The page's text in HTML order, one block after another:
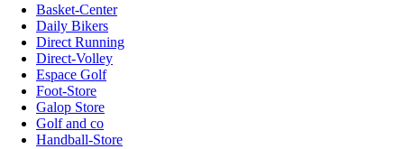
Basket-Center
Daily Bikers
Direct Running
Direct-Volley
Espace Golf
Foot-Store
Galop Store
Golf and co
Handball-Store